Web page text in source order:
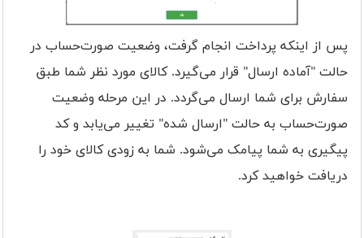
پس از اینکه پرداخت انجام گرفت، وضعیت صورت‌حساب در
حالت "آماده ارسال" قرار می‌گیرد. کالای مورد نظر شما طبق
سفارش برای شما ارسال می‌گردد. در این مرحله وضعیت
صورت‌حساب به حالت "ارسال شده" تغییر می‌یابد و کد
پیگیری به شما پیامک می‌شود. شما به زودی کالای خود را
دریافت خواهید کرد.